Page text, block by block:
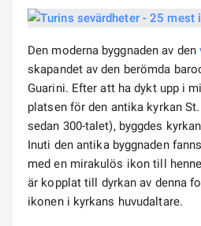
Den moderna byggnaden av den
skapandet av den berömda
Guarini. Efter att ha dykt upp i
platsen för den antika kyrkan
sedan 300-talet), byggdes
Inuti den antika byggnaden
med en mirakulös ikon till
är kopplat till dyrkan av denna
ikonen i kyrkans huvudaltare.